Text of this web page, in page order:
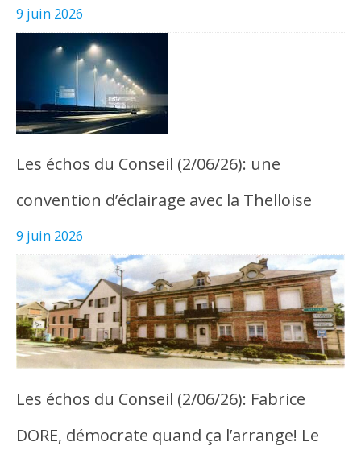
9 juin 2026
Les échos du Conseil (2/06/26): une
convention d’éclairage avec la Thelloise
9 juin 2026
Les échos du Conseil (2/06/26): Fabrice
DORE, démocrate quand ça l’arrange! Le